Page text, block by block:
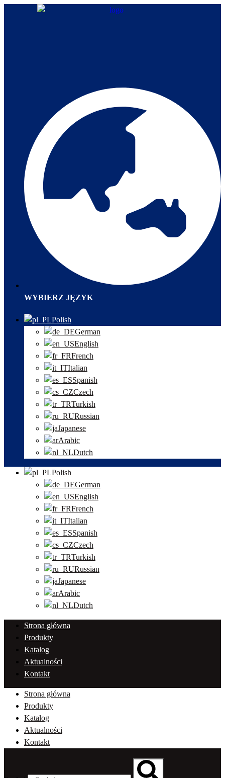
WYBIERZ JĘZYK
Polish
German
English
French
Italian
Spanish
Czech
Turkish
Russian
Japanese
Arabic
Dutch
Polish
German
English
French
Italian
Spanish
Czech
Turkish
Russian
Japanese
Arabic
Dutch
Strona główna
Produkty
Katalog
Aktualności
Kontakt
Strona główna
Produkty
Katalog
Aktualności
Kontakt